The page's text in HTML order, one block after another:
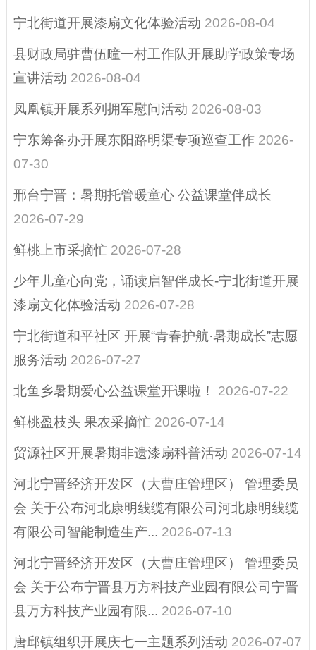
预算/决算
行政事业性收费、
扶贫资金政策专栏
重大建设项目
建议提案办理结果
营商环境、助企纾
重点领域信息公开
征地信息
其他
政府公报
县域商业建设行动
（电子商务进农村
综合示范）
招考招录
宁北街道开展漆扇文化体验活动 2026-08-04
县财政局驻曹伍疃一村工作队开展助学政策专场
宣讲活动 2026-08-04
凤凰镇开展系列拥军慰问活动 2026-08-03
宁东筹备办开展东阳路明渠专项巡查工作 2026-
07-30
邢台宁晋：暑期托管暖童心 公益课堂伴成长
2026-07-29
鲜桃上市采摘忙 2026-07-28
少年儿童心向党，诵读启智伴成长-宁北街道开展
漆扇文化体验活动 2026-07-28
宁北街道和平社区 开展“青春护航·暑期成长”志愿
服务活动 2026-07-27
北鱼乡暑期爱心公益课堂开课啦！ 2026-07-22
鲜桃盈枝头 果农采摘忙 2026-07-14
贸源社区开展暑期非遗漆扇科普活动 2026-07-14
河北宁晋经济开发区（大曹庄管理区） 管理委员
会 关于公布河北康明线缆有限公司河北康明线缆
有限公司智能制造生产... 2026-07-13
河北宁晋经济开发区（大曹庄管理区） 管理委员
会 关于公布宁晋县万方科技产业园有限公司宁晋
县万方科技产业园有限... 2026-07-10
唐邱镇组织开展庆七一主题系列活动 2026-07-07